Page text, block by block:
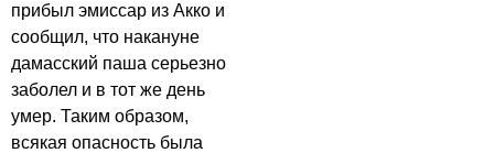
прибыл эмиссар из Акко и
сообщил, что накануне
дамасский паша серьезно
заболел и в тот же день
умер. Таким образом,
всякая опасность была